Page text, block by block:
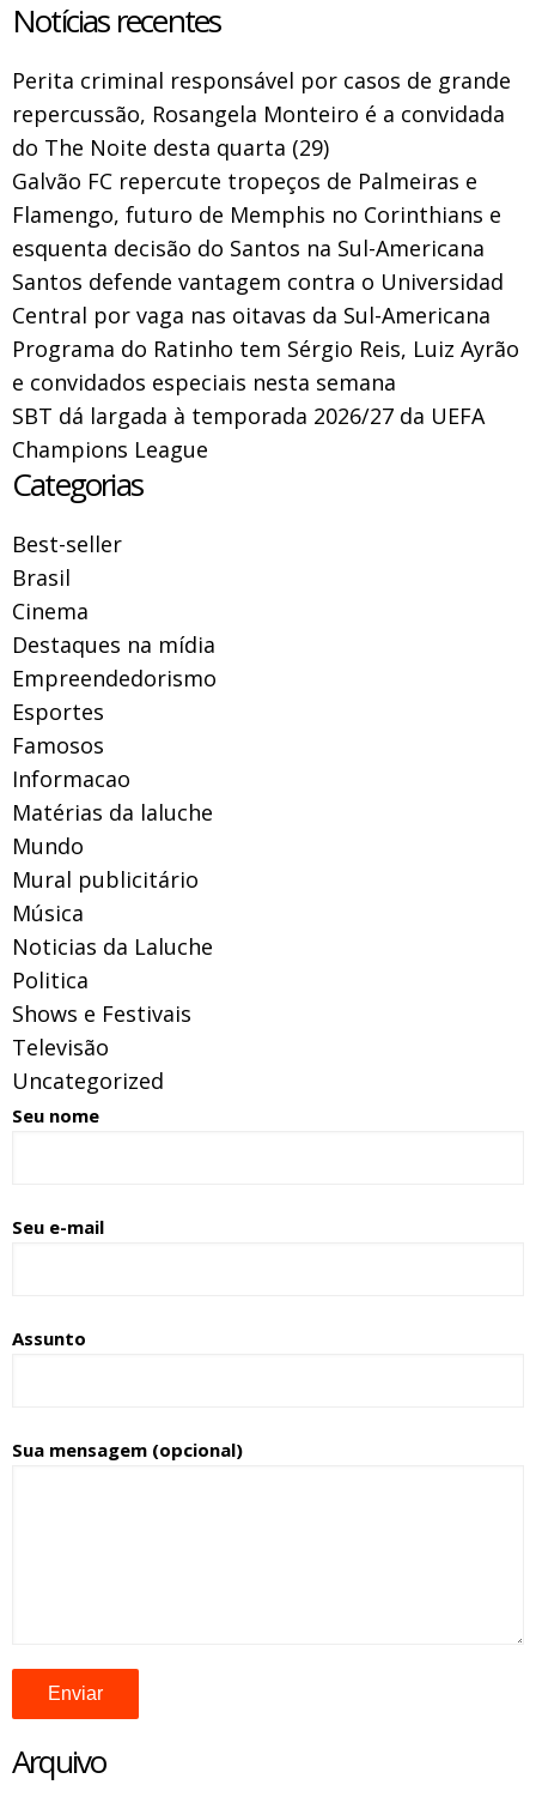
Notícias recentes
Perita criminal responsável por casos de grande
repercussão, Rosangela Monteiro é a convidada
do The Noite desta quarta (29)
Galvão FC repercute tropeços de Palmeiras e
Flamengo, futuro de Memphis no Corinthians e
esquenta decisão do Santos na Sul-Americana
Santos defende vantagem contra o Universidad
Central por vaga nas oitavas da Sul-Americana
Programa do Ratinho tem Sérgio Reis, Luiz Ayrão
e convidados especiais nesta semana
SBT dá largada à temporada 2026/27 da UEFA
Champions League
Categorias
Best-seller
Brasil
Cinema
Destaques na mídia
Empreendedorismo
Esportes
Famosos
Informacao
Matérias da laluche
Mundo
Mural publicitário
Música
Noticias da Laluche
Politica
Shows e Festivais
Televisão
Uncategorized
Seu nome
Seu e-mail
Assunto
Sua mensagem (opcional)
Arquivo